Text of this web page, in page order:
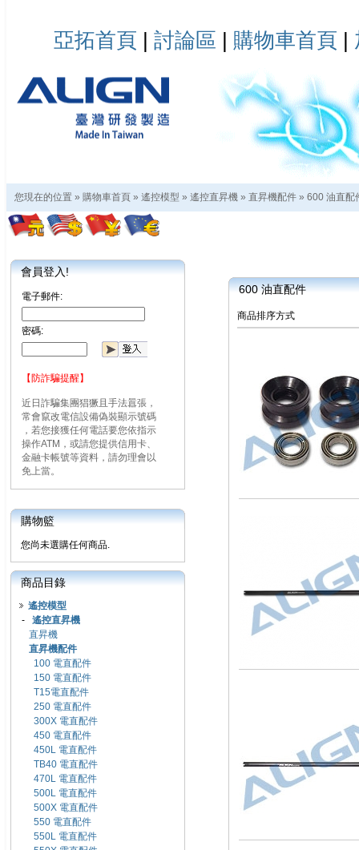
亞拓首頁 | 討論區 | 購物車首頁 |
您現在的位置 » 購物車首頁 » 遙控模型 » 遙控直昇機 » 直昇機配件 » 600 油直配
會員登入!
電子郵件:
密碼:
【防詐騙提醒】
近日詐騙集團猖獗且手法囂張，
常會竄改電信設備偽裝顯示號碼
，若您接獲任何電話要您依指示
操作ATM，或請您提供信用卡、
金融卡帳號等資料，請勿理會以
免上當。
購物籃
您尚未選購任何商品.
商品目錄
遙控模型
- 遙控直昇機
直昇機
直昇機配件
100 電直配件
150 電直配件
T15電直配件
250 電直配件
300X 電直配件
450 電直配件
450L 電直配件
TB40 電直配件
470L 電直配件
500L 電直配件
500X 電直配件
550 電直配件
550L 電直配件
600 油直配件
商品排序方式